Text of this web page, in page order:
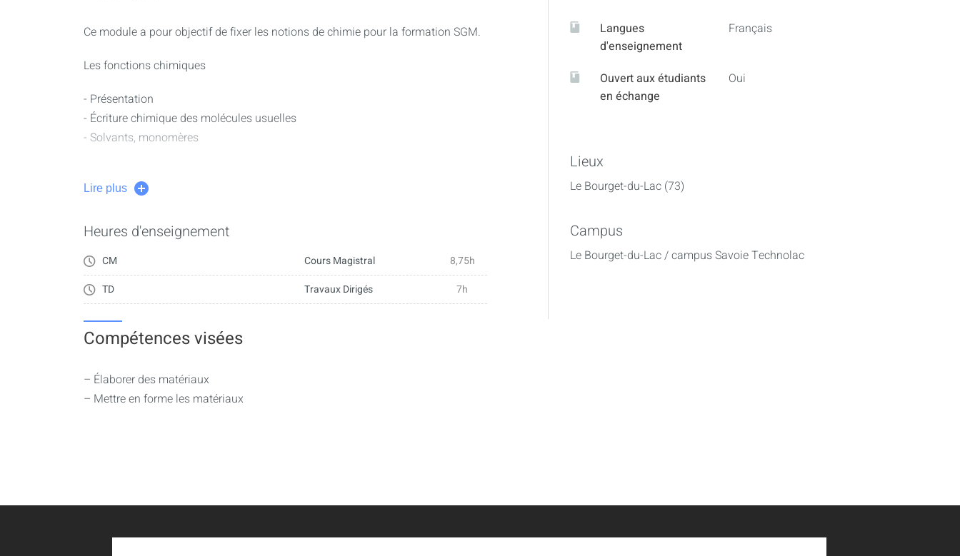
Ce module a pour objectif de fixer les notions de chimie pour la formation SGM.
Les fonctions chimiques
- Présentation
- Écriture chimique des molécules usuelles
- Solvants, monomères
- Familles de mécanisme : anionique, cationique, radicalaire
- Réactions usuelles : estérification, amidification, uréthane
Notion de cinétique chimique
- Loi d'Arrhenius : énergie d'activation
Lire plus
Heures d'enseignement
CM Cours Magistral
8,75h
TD
Travaux Dirigés 7h
Compétences visées
– Élaborer des matériaux
– Mettre en forme les matériaux
Langues
d'enseignement
Français
Ouvert aux étudiants
en échange
Oui
Lieux
Le Bourget-du-Lac (73)
Campus
Le Bourget-du-Lac / campus Savoie Technolac